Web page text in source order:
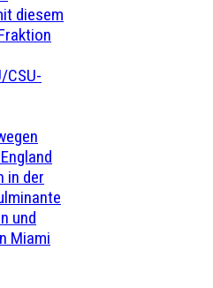
diesem
CSU-
in der
und
Miami